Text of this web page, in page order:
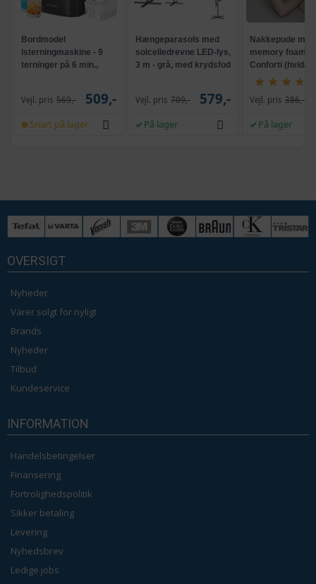
Bordmodel
isterningmaskine - 9
terninger på 6 min.,
Vejl. pris 569,- 509,-
Snart på lager
Hængeparasols med
solcelledrevne LED-lys,
3 m - grå, med krydsfod
Vejl. pris 709,- 579,-
På lager
Nakkepude med
memory foam -
Conforti (hvid/
Vejl. pris 386,-
På lager
OVERSIGT
Nyheder
Varer solgt for nyligt
Brands
Nyheder
Tilbud
Kundeservice
INFORMATION
Handelsbetingelser
Finansering
Fortrolighedspolitik
Sikker betaling
Levering
Nyhedsbrev
Ledige jobs